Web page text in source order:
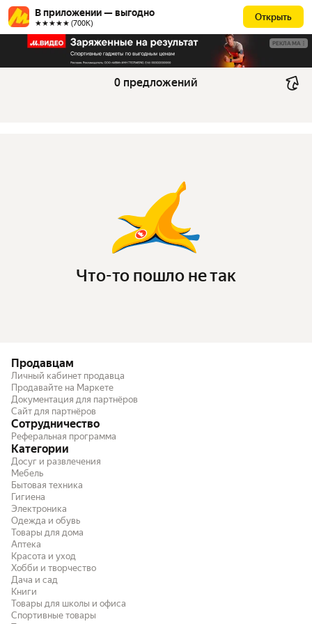
В приложении — выгодно
★★★★★ (700К)
Открыть
РЕКЛАМА
0 предложений
Что-то пошло не так
Продавцам
Личный кабинет продавца
Продавайте на Маркете
Документация для партнёров
Сайт для партнёров
Сотрудничество
Реферальная программа
Категории
Досуг и развлечения
Мебель
Бытовая техника
Гигиена
Электроника
Одежда и обувь
Товары для дома
Аптека
Красота и уход
Хобби и творчество
Дача и сад
Книги
Товары для школы и офиса
Спортивные товары